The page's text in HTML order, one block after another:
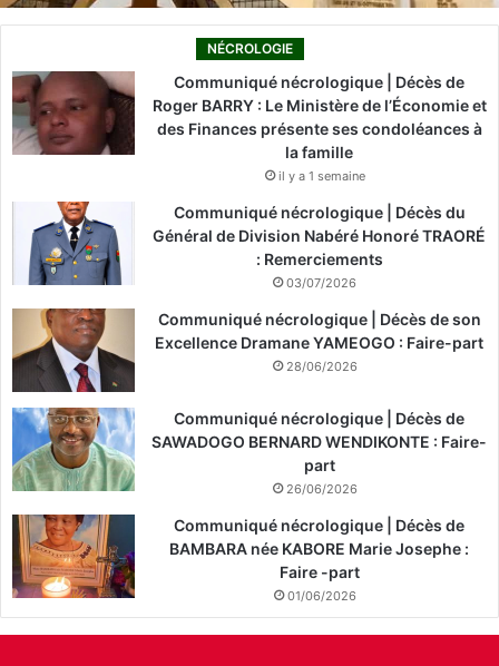
NÉCROLOGIE
Communiqué nécrologique | Décès de
Roger BARRY : Le Ministère de l’Économie et
des Finances présente ses condoléances à
la famille
il y a 1 semaine
Communiqué nécrologique | Décès du
Général de Division Nabéré Honoré TRAORÉ
: Remerciements
03/07/2026
Communiqué nécrologique | Décès de son
Excellence Dramane YAMEOGO : Faire-part
28/06/2026
Communiqué nécrologique | Décès de
SAWADOGO BERNARD WENDIKONTE : Faire-
part
26/06/2026
Communiqué nécrologique | Décès de
BAMBARA née KABORE Marie Josephe :
Faire -part
01/06/2026